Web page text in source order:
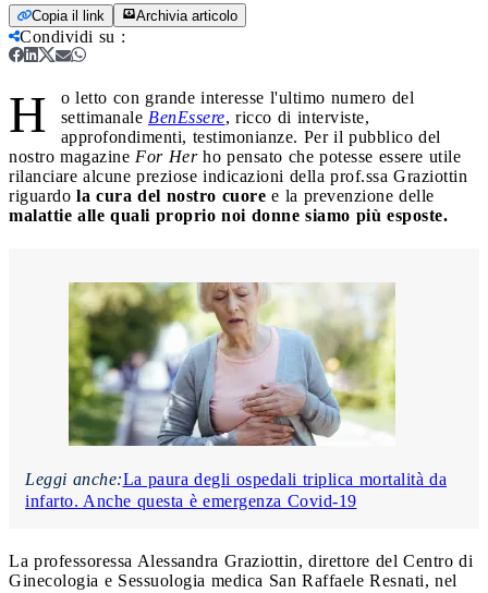
Copia il link Archivia articolo
Condividi su :
H
o letto con grande interesse l'ultimo numero del
settimanale BenEssere, ricco di interviste,
approfondimenti, testimonianze. Per il pubblico del
nostro magazine For Herho pensato che potesse essere utile
rilanciare alcune preziose indicazioni della prof.ssa Graziottin
riguardo la cura del nostro cuore e la prevenzione delle
malattie alle quali proprio noi donne siamo più esposte.
Leggi anche:La paura degli ospedali triplica mortalità da
infarto. Anche questa è emergenza Covid-19
La professoressa Alessandra Graziottin, direttore del Centro di
Ginecologia e Sessuologia medica San Raffaele Resnati, nel